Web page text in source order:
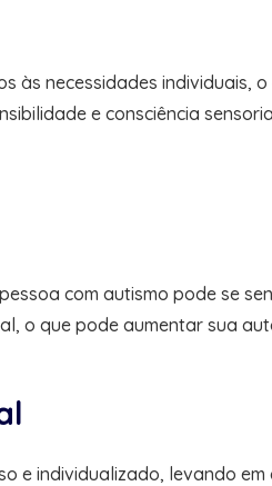
às necessidades individuais,
e consciência
com autismo pode se
o que pode aumentar sua
e individualizado, levando